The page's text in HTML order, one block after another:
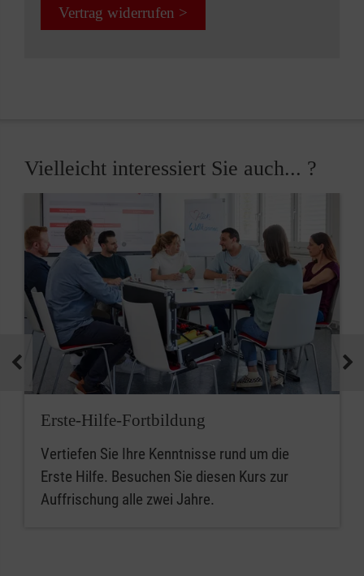
Vertrag widerrufen >
Vielleicht interessiert Sie auch... ?
Erste-Hilfe-Fortbildung
Vertiefen Sie Ihre Kenntnisse rund um die
Erste Hilfe. Besuchen Sie diesen Kurs zur
Auffrischung alle zwei Jahre.